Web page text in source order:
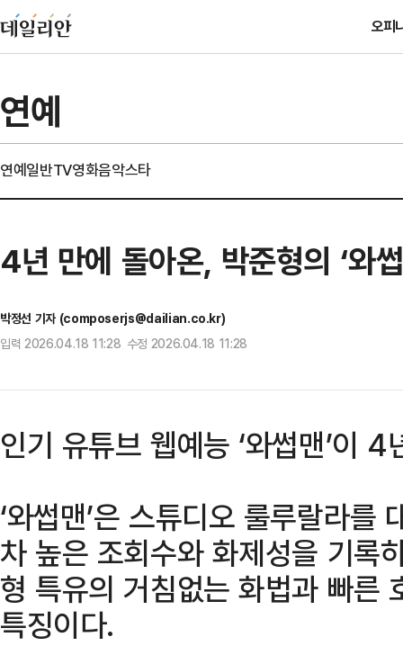
오피
연예
연예일반TV영화음악스타
4년 만에 돌아온, 박준형의 ‘와
박정선 기자 (composerjs@dailian.co.kr)
입력 2026.04.18 11:28 수정 2026.04.18 11:28
인기 유튜브 웹예능 ‘와썹맨’이
‘와썹맨’은 스튜디오 룰루랄라
차 높은 조회수와 화제성을 기록
형 특유의 거침없는 화법과 빠른
특징이다.